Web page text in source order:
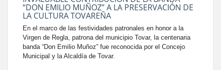
“DON EMILIO MUÑOZ” A LA PRESERVACIÓN DE
LA CULTURA TOVAREÑA
En el marco de las festividades patronales en honor a la
Virgen de Regla, patrona del municipio Tovar, la centenaria
banda “Don Emilio Muñoz” fue reconocida por el Concejo
Municipal y la Alcaldía de Tovar.